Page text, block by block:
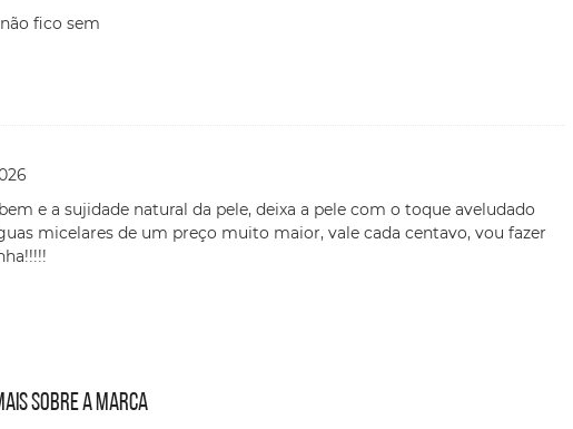
fico sem
e a sujidade natural da pele, deixa a pele com o toque aveludado
micelares de um preço muito maior, vale cada centavo, vou fazer
sobre a marca